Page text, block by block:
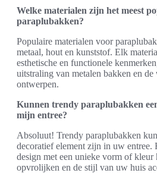
Welke materialen zijn het meest
paraplubakken?
Populaire materialen voor
metaal, hout en kunststof. Elk
esthetische en functionele
uitstraling van metalen bakken en de
ontwerpen.
Kunnen trendy paraplubakken
mijn entree?
Absoluut! Trendy paraplubakken
decoratief element zijn in uw entree.
design met een unieke vorm of kleur
opvrolijken en de stijl van uw huis